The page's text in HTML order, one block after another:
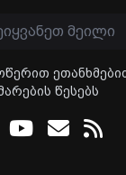
წესებს
Youtube
Email
RSS